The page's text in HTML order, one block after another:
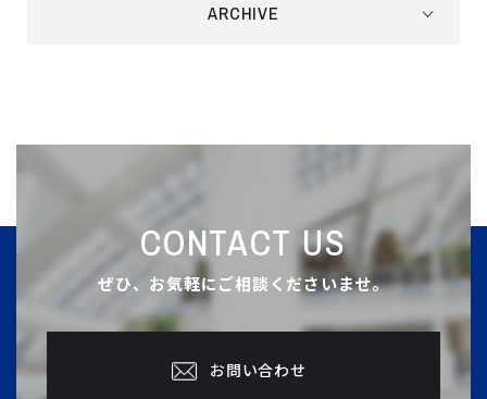
ARCHIVE
CONTACT US
ぜひ、お気軽にご相談くださいませ。
お問い合わせ